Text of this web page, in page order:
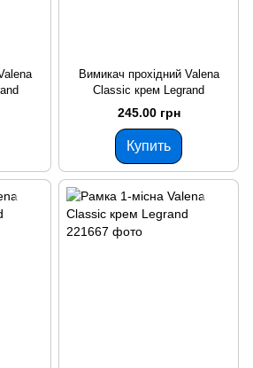
Вимикач прохідний Valena
Classic крем Legrand
245.00 грн
Купить